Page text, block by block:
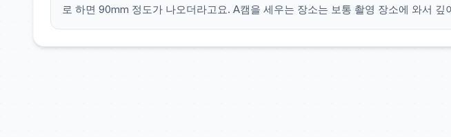
로 하면 90mm 정도가 나오더라고요. A캠을 세우는 장소는 보통 촬영 장소에 와서 깊